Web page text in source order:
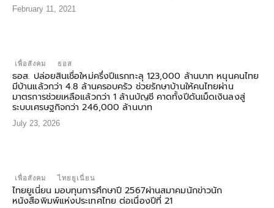
February 11, 2021
เพื่อสังคม ธอส
ธอส. ปล่อยสินเชื่อใหม่ครึ่งปีแรกทะลุ 123,000 ล้านบาท หนุนคนไทย
มีบ้านแล้วกว่า 4.8 ล้านครอบครัว ช่วยรักษาบ้านให้คนไทยผ่าน
มาตรการช่วยเหลือแล้วกว่า 1 ล้านบัญชี คาดทั้งปีดันเม็ดเงินลงสู่
ระบบเศรษฐกิจกว่า 246,000 ล้านบาท
July 23, 2026
เพื่อสังคม ไทยยูเนี่ยน
ไทยยูเนี่ยน มอบทุนการศึกษาปี 2567ผ่านสมาคมนักข่าวนัก
หนังสือพิมพ์แห่งประเทศไทย ต่อเนื่องปีที่ 21